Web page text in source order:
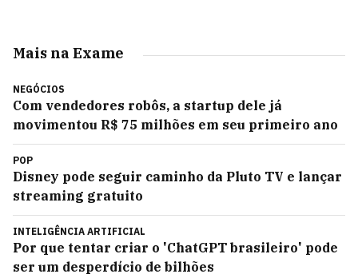
Mais na Exame
NEGÓCIOS
Com vendedores robôs, a startup dele já
movimentou R$ 75 milhões em seu primeiro ano
POP
Disney pode seguir caminho da Pluto TV e lançar
streaming gratuito
INTELIGÊNCIA ARTIFICIAL
Por que tentar criar o 'ChatGPT brasileiro' pode
ser um desperdício de bilhões